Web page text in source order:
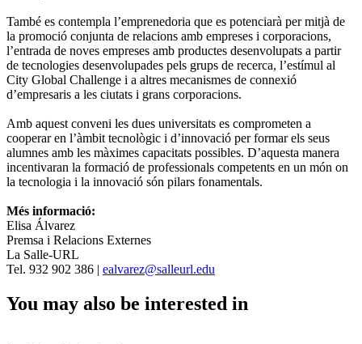
També es contempla l’emprenedoria que es potenciarà per mitjà de
la promoció conjunta de relacions amb empreses i corporacions,
l’entrada de noves empreses amb productes desenvolupats a partir
de tecnologies desenvolupades pels grups de recerca, l’estímul al
City Global Challenge i a altres mecanismes de connexió
d’empresaris a les ciutats i grans corporacions.
Amb aquest conveni les dues universitats es comprometen a
cooperar en l’àmbit tecnològic i d’innovació per formar els seus
alumnes amb les màximes capacitats possibles. D’aquesta manera
incentivaran la formació de professionals competents en un món on
la tecnologia i la innovació són pilars fonamentals.
Més informació:
Elisa Álvarez
Premsa i Relacions Externes
La Salle-URL
Tel. 932 902 386 | ealvarez@salleurl.edu
You may also be interested in